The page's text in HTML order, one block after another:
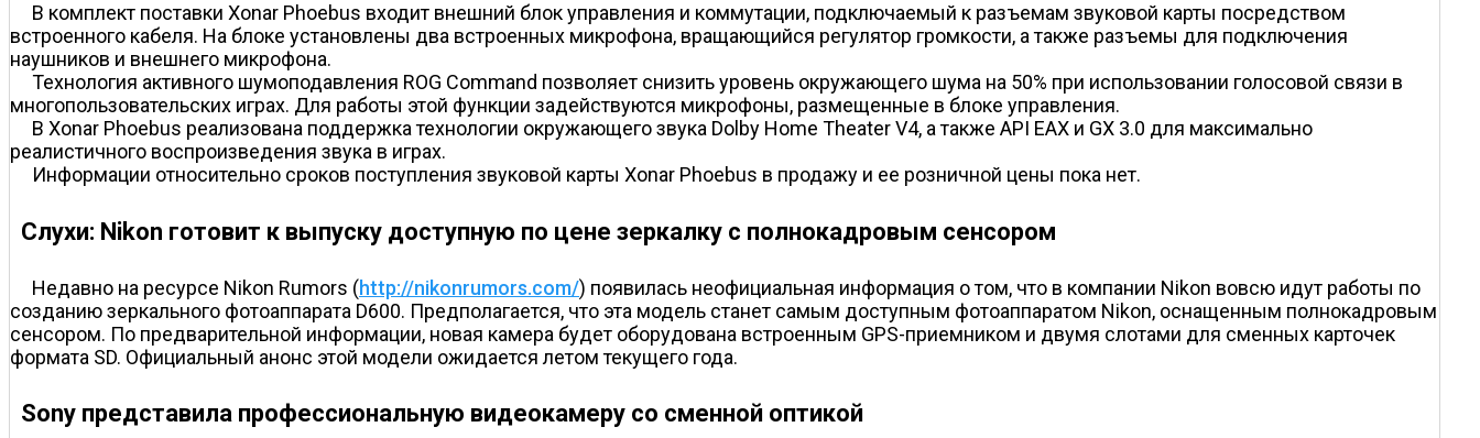
В комплект поставки Xonar Phoebus входит внешний блок управления и коммутации, подключаемый к разъемам звуковой карты посредством
встроенного кабеля. На блоке установлены два встроенных микрофона, вращающийся регулятор громкости, а также разъемы для подключения
наушников и внешнего микрофона.
Технология активного шумоподавления ROG Command позволяет снизить уровень окружающего шума на 50% при использовании голосовой связи в
многопользовательских играх. Для работы этой функции задействуются микрофоны, размещенные в блоке управления.
В Xonar Phoebus реализована поддержка технологии окружающего звука Dolby Home Theater V4, а также API EAX и GX 3.0 для максимально
реалистичного воспроизведения звука в играх.
Информации относительно сроков поступления звуковой карты Xonar Phoebus в продажу и ее розничной цены пока нет.
Слухи: Nikon готовит к выпуску доступную по цене зеркалку с полнокадровым сенсором
Недавно на ресурсе Nikon Rumors (http://nikonrumors.com/) появилась неофициальная информация о том, что в компании Nikon вовсю идут работы по
созданию зеркального фотоаппарата D600. Предполагается, что эта модель станет самым доступным фотоаппаратом Nikon, оснащенным полнокадровым
сенсором. По предварительной информации, новая камера будет оборудована встроенным GPS-приемником и двумя слотами для сменных карточек
формата SD. Официальный анонс этой модели ожидается летом текущего года.
Sony представила профессиональную видеокамеру со сменной оптикой